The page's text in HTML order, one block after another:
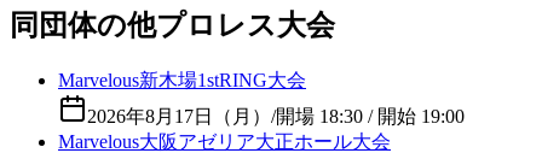
同団体の他プロレス大会
Marvelous新木場1stRING大会
2026年8月17日（月） /開場 18:30 / 開始 19:00
Marvelous大阪アゼリア大正ホール大会